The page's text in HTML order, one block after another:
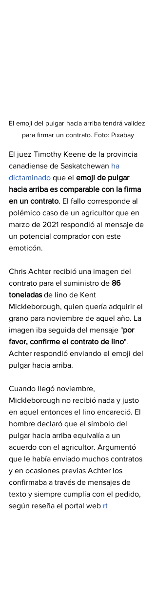
El emoji del pulgar hacia arriba tendrá validez
para firmar un contrato. Foto: Pixabay
El juez Timothy Keene de la provincia
canadiense de Saskatchewan ha
dictaminado que el emoji de pulgar
hacia arriba es comparable con la firma
en un contrato. El fallo corresponde al
polémico caso de un agricultor que en
marzo de 2021 respondió al mensaje de
un potencial comprador con este
emoticón.
Chris Achter recibió una imagen del
contrato para el suministro de 86
toneladas de lino de Kent
Mickleborough, quien quería adquirir el
grano para noviembre de aquel año. La
imagen iba seguida del mensaje "por
favor, confirme el contrato de lino".
Achter respondió enviando el emoji del
pulgar hacia arriba.
Cuando llegó noviembre,
Mickleborough no recibió nada y justo
en aquel entonces el lino encareció. El
hombre declaró que el símbolo del
pulgar hacia arriba equivalía a un
acuerdo con el agricultor. Argumentó
que le había enviado muchos contratos
y en ocasiones previas Achter los
confirmaba a través de mensajes de
texto y siempre cumplía con el pedido,
según reseña el portal web rt